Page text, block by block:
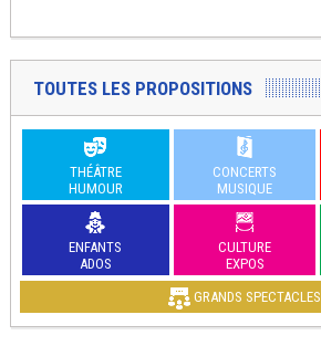
TOUTES LES PROPOSITIONS
THÉÂTRE
HUMOUR
CONCERTS
MUSIQUE
ENFANTS
ADOS
CULTURE
EXPOS
GRANDS SPECTACLES